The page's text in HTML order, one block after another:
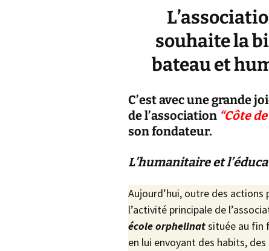
Descriptif de Côte de
Nuits
Galerie photo \”Côte de
souhaite la
bateau et
C’est avec une grande
de l’association “Côte
son fondateur.
L’humanitaire et
Aujourd’hui, outre des
l’activité principale de
école orphelinatsituée au fin
en lui envoyant des habits,